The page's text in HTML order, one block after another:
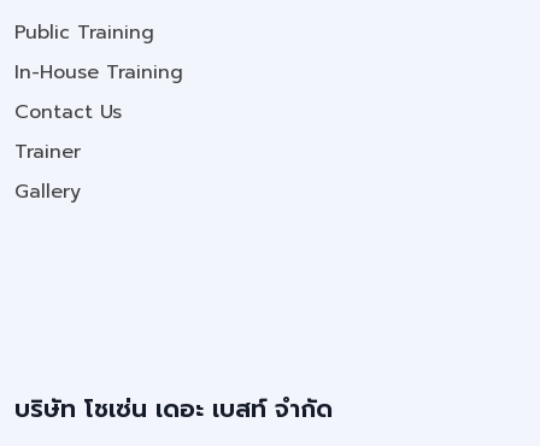
Public Training
In-House Training
Contact Us
Trainer
Gallery
บริษัท โชเซ่น เดอะ เบสท์ จำกัด